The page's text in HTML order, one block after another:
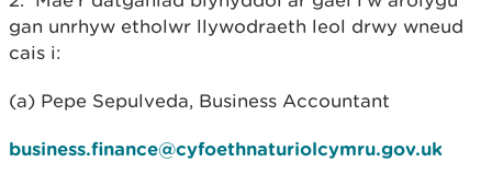
gan unrhyw etholwr llywodraeth leol drwy wneud
cais i:
(a) Pepe Sepulveda, Business Accountant
business.finance@cyfoethnaturiolcymru.gov.uk